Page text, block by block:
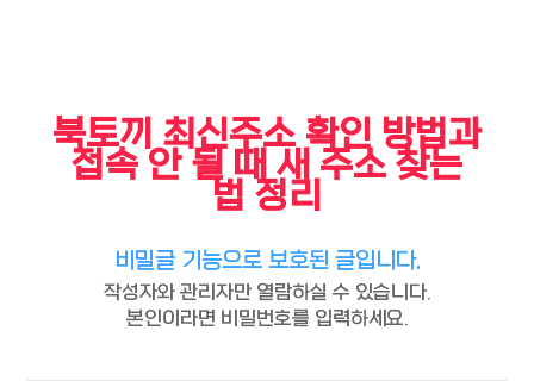
북토끼 최신주소 확인 방법과
접속 안 될 때 새 주소 찾는
법 정리
비밀글 기능으로 보호된 글입니다.
작성자와 관리자만 열람하실 수 있습니다.
본인이라면 비밀번호를 입력하세요.